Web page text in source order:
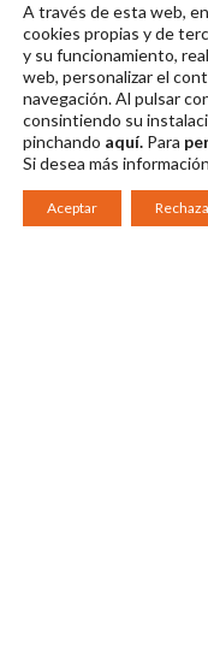
Estreno
Descargar en alta
A través de esta web,
cookies propias y de
y su funcionamiento,
web, personalizar el
navegación. Al pulsar
consintiendo su
pinchando aquí. Para
Si desea más
Aceptar